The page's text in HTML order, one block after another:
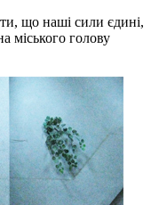
що наші сили єдині,
міського голову